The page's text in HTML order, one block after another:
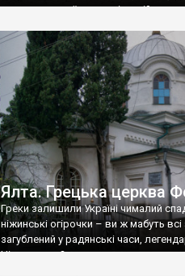
диктувати свої умови
Херсонесі Володимир-язичник, став
християнином. А потім було
Херсонесу Таврійського названо
Ялта. Грецька церква
Греки залишили Україні чималий
ніжинські огірочки – ви ж мабуть всі
загублений у радянські часи,
Ніжин греки?